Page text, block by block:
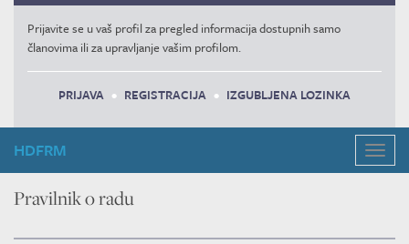
Prijavite se u vaš profil za pregled informacija dostupnih samo
članovima ili za upravljanje vašim profilom.
PRIJAVA • REGISTRACIJA • IZGUBLJENA LOZINKA
HDFRM
Pravilnik o radu